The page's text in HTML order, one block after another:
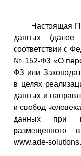
Настоящая
данных (далее
соответствии с
№ 152-ФЗ «О
ФЗ или
в целях
данных и
и свобод
данных при
размещенного
www.ade-